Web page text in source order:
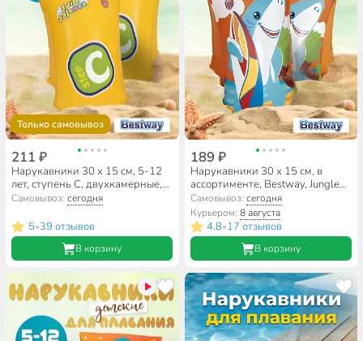
Только самовывоз
211 ₽
Нарукавники 30 х 15 см, 5-12
лет, ступень С, двухкамерные,
Bestway, Safer, 32110
Самовывоз:сегодня
5•39 отзывов
В корзину
189 ₽
Нарукавники 30 х 15 см, в
ассортименте, Bestway, Jungle
Trek, Морские обитатели, 32102
Самовывоз: сегодня
Курьером: 8 августа
4.8•17 отзывов
В корзину